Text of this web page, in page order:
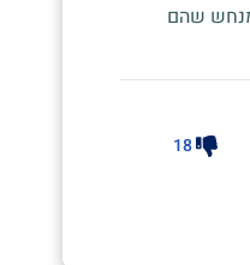
שהם
18